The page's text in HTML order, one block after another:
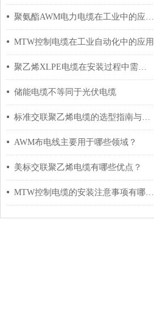
聚氨酯AWM电力电缆在工业中的应用与影响
MTW控制电缆在工业自动化中的应用
聚乙烯XLPE电缆在安装过程中需要注意哪些事项？
储能电缆不等同于光伏电缆
标准交联聚乙烯电缆的选型指南与设计要点
AWM布电线主要用于哪些领域？
美标交联聚乙烯电缆有哪些优点？
MTW控制电缆的安装注意事项有哪些？